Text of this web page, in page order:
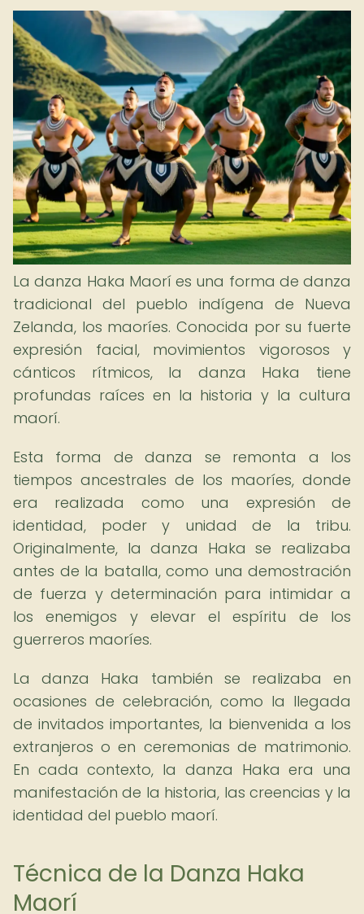
La danza Haka Maorí es una forma de danza
tradicional del pueblo indígena de Nueva
Zelanda, los maoríes. Conocida por su fuerte
expresión facial, movimientos vigorosos y
cánticos rítmicos, la danza Haka tiene
profundas raíces en la historia y la cultura
maorí.
Esta forma de danza se remonta a los
tiempos ancestrales de los maoríes, donde
era realizada como una expresión de
identidad, poder y unidad de la tribu.
Originalmente, la danza Haka se realizaba
antes de la batalla, como una demostración
de fuerza y determinación para intimidar a
los enemigos y elevar el espíritu de los
guerreros maoríes.
La danza Haka también se realizaba en
ocasiones de celebración, como la llegada
de invitados importantes, la bienvenida a los
extranjeros o en ceremonias de matrimonio.
En cada contexto, la danza Haka era una
manifestación de la historia, las creencias y la
identidad del pueblo maorí.
Técnica de la Danza Haka
Maorí